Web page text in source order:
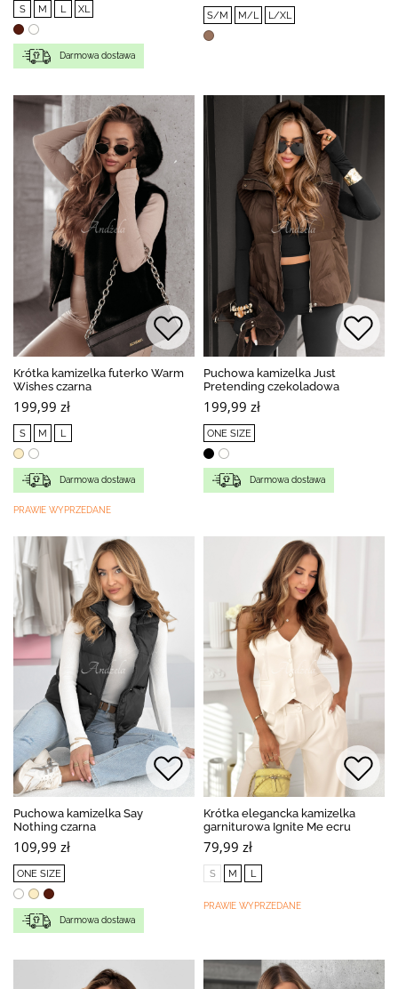
S M L XL
Darmowa dostawa
S/M M/L L/XL
Krótka kamizelka futerko Warm
Wishes czarna
199,99 zł
S M L
Darmowa dostawa
PRAWIE WYPRZEDANE
Puchowa kamizelka Just
Pretending czekoladowa
199,99 zł
ONE SIZE
Darmowa dostawa
Puchowa kamizelka Say
Nothing czarna
109,99 zł
ONE SIZE
Darmowa dostawa
Krótka elegancka kamizelka
garniturowa Ignite Me ecru
79,99 zł
S M L
PRAWIE WYPRZEDANE